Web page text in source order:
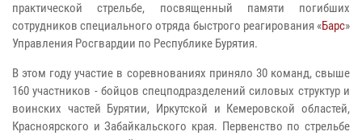
практической стрельбе, посвященный памяти погибших
сотрудников специального отряда быстрого реагирования «Барс»
Управления Росгвардии по Республике Бурятия.
В этом году участие в соревнованиях приняло 30 команд, свыше
160 участников - бойцов спецподразделений силовых структур и
воинских частей Бурятии, Иркутской и Кемеровской областей,
Красноярского и Забайкальского края. Первенство по стрельбе